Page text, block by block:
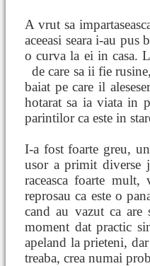
A vrut sa
aceeasi seara i-au pus
o curva la ei in casa.
de care sa ii fie
baiat pe care il
hotarat sa ia viata in
parintilor ca este in
I-a fost foarte greu,
usor a primit diverse
raceasca foarte
reprosau ca este o
cand au vazut ca are
moment dat practic
apeland la prieteni,
treaba, crea numai